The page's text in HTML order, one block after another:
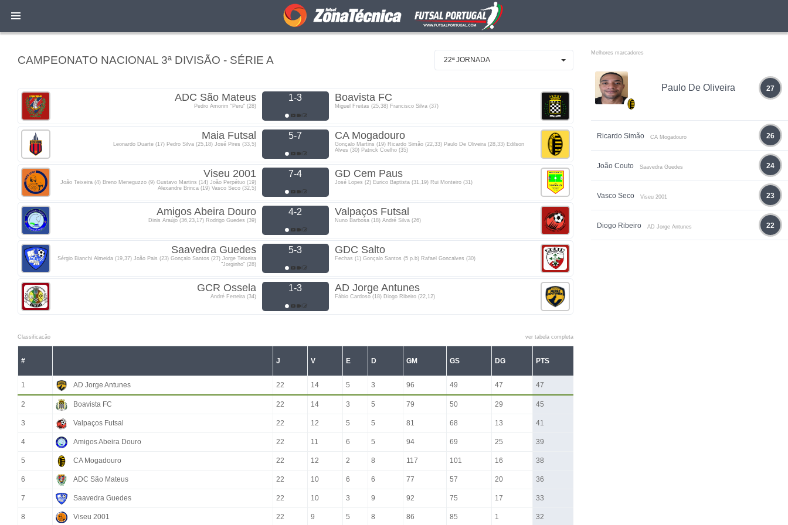
CAMPEONATO NACIONAL 3ª DIVISÃO - SÉRIE A 22ª JORNADA
ADC São Mateus
Pedro Amorim "Peru" (28)
1-3 Boavista FC
Miguel Freitas (25,38) Francisco Silva (37)
Maia Futsal
Leonardo Duarte (17) Pedro Silva (25,18) José Pires (33,5)
5-7 CA Mogadouro
Gonçalo Martins (19) Ricardo Simão (22,33) Paulo De Oliveira (28,33) Edilson
Alves (30) Patrick Coelho (35)
Viseu 2001
João Teixeira (4) Breno Meneguzzo (9) Gustavo Martins (14) João Perpétuo (19)
Alexandre Brinca (19) Vasco Seco (32,5)
7-4 GD Cem Paus
José Lopes (2) Eurico Baptista (31,19) Rui Monteiro (31)
Amigos Abeira Douro
Dinis Araújo (36,23,17) Rodrigo Guedes (39)
4-2 Valpaços Futsal
Nuno Barbosa (18) André Silva (26)
Saavedra Guedes
Sérgio Bianchi Almeida (19,37) João Pais (23) Gonçalo Santos (27) Jorge Teixeira
"Jorginho" (28)
5-3 GDC Salto
Fechas (1) Gonçalo Santos (5 p.b) Rafael Goncalves (30)
GCR Ossela
André Ferreira (34)
1-3 AD Jorge Antunes
Fábio Cardoso (18) Diogo Ribeiro (22,12)
Classificacão ver tabela completa
# J V E D GM GS DG PTS
1 AD Jorge Antunes 22 14 5 3 96 49 47 47
2 Boavista FC 22 14 3 5 79 50 29 45
3 Valpaços Futsal 22 12 5 5 81 68 13 41
4 Amigos Abeira Douro 22 11 6 5 94 69 25 39
5 CA Mogadouro 22 12 2 8 117 101 16 38
6 ADC São Mateus 22 10 6 6 77 57 20 36
7 Saavedra Guedes 22 10 3 9 92 75 17 33
8 Viseu 2001 22 9 5 8 86 85 1 32
Melhores marcadores
Paulo De Oliveira 27
Ricardo Simão CA Mogadouro 26
João Couto Saavedra Guedes 24
Vasco Seco Viseu 2001 23
Diogo Ribeiro AD Jorge Antunes 22